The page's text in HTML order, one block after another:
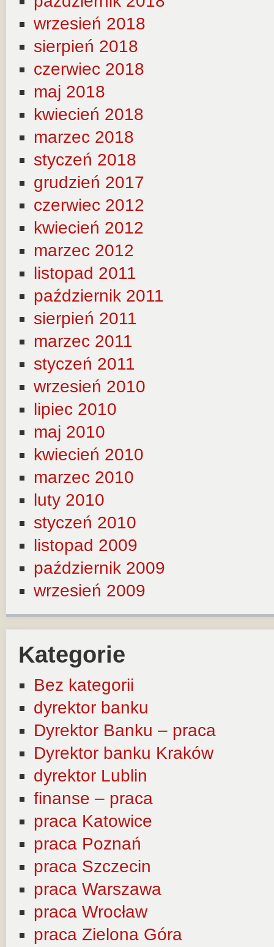
wrzesień 2018
sierpień 2018
czerwiec 2018
maj 2018
kwiecień 2018
marzec 2018
styczeń 2018
grudzień 2017
czerwiec 2012
kwiecień 2012
marzec 2012
listopad 2011
październik 2011
sierpień 2011
marzec 2011
styczeń 2011
wrzesień 2010
lipiec 2010
maj 2010
kwiecień 2010
marzec 2010
luty 2010
styczeń 2010
listopad 2009
październik 2009
wrzesień 2009
Kategorie
Bez kategorii
dyrektor banku
Dyrektor Banku – praca
Dyrektor banku Kraków
dyrektor Lublin
finanse – praca
praca Katowice
praca Poznań
praca Szczecin
praca Warszawa
praca Wrocław
praca Zielona Góra